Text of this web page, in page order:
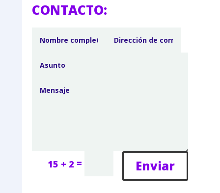
CONTACTO:
15 + 2 = Enviar